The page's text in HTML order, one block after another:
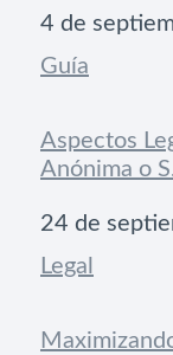
Fecha
4 de
Respecto a
Guía
Aspectos
Anónima o
Fecha
24 de
Respecto a
Legal